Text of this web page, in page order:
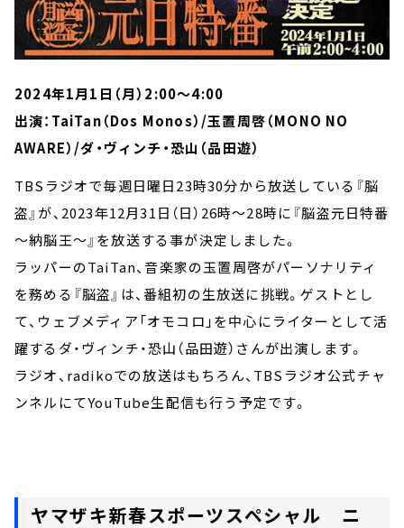
2024年1月1日（月）2:00～4:00
出演：TaiTan（Dos Monos）/玉置周啓（MONO NO
AWARE）/ダ・ヴィンチ・恐山（品田遊）
TBSラジオで毎週日曜日23時30分から放送している『脳
盗』が、2023年12月31日（日）26時～28時に『脳盗元日特番
～納脳王～』を放送する事が決定しました。
ラッパーのTaiTan、音楽家の玉置周啓がパーソナリティ
を務める『脳盗』は、番組初の生放送に挑戦。ゲストとし
て、ウェブメディア「オモコロ」を中心にライターとして活
躍するダ・ヴィンチ・恐山（品田遊）さんが出演します。
ラジオ、radikoでの放送はもちろん、TBSラジオ公式チャ
ンネルにてYouTube生配信も行う予定です。
ヤマザキ新春スポーツスペシャル ニ